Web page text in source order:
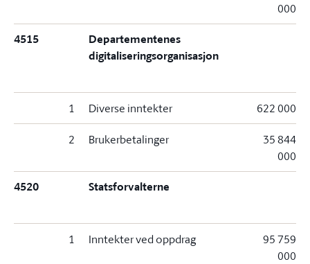
000
4515
Departementenes
digitaliseringsorganisasjon
1 Diverse inntekter 622 000
2 Brukerbetalinger
35 844
000
4520 Statsforvalterne
1 Inntekter ved oppdrag
95 759
000